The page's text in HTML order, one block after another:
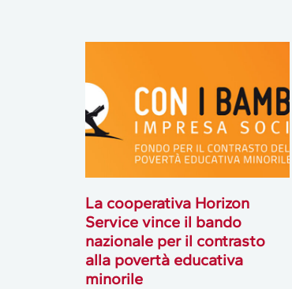
La cooperativa Horizon
Service vince il bando
nazionale per il contrasto
alla povertà educativa
minorile